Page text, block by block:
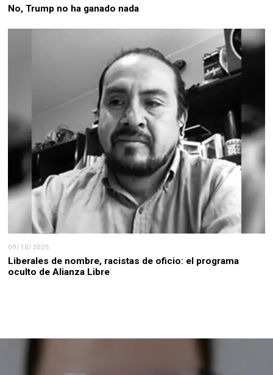
No, Trump no ha ganado nada
09/10/2025
Liberales de nombre, racistas de oficio: el programa
oculto de Alianza Libre